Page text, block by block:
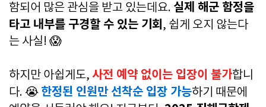
함되어 많은 관심을 받고 있는데요. 실제 해군 함정을
타고 내부를 구경할 수 있는 기회 , 쉽게 오지 않는다
는 사실! 😱
하지만 아쉽게도, 사전 예약 없이는 입장이 불가합니
다. 😭 한정된 인원만 선착순 입장 가능하기 때문에